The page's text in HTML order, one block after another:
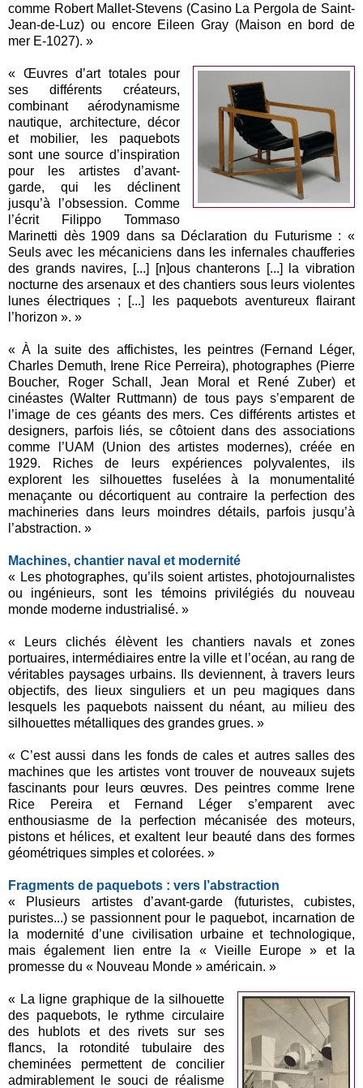
comme Robert Mallet-Stevens (Casino La Pergola de Saint-
Jean-de-Luz) ou encore Eileen Gray (Maison en bord de
mer E-1027). »
« Œuvres d’art totales pour
ses différents créateurs,
combinant aérodynamisme
nautique, architecture, décor
et mobilier, les paquebots
sont une source d’inspiration
pour les artistes d’avant-
garde, qui les déclinent
jusqu’à l’obsession. Comme
l’écrit Filippo Tommaso
Marinetti dès 1909 dans sa Déclaration du Futurisme : «
Seuls avec les mécaniciens dans les infernales chaufferies
des grands navires, [...] [n]ous chanterons [...] la vibration
nocturne des arsenaux et des chantiers sous leurs violentes
lunes électriques ; [...] les paquebots aventureux flairant
l’horizon ». »
« À la suite des affichistes, les peintres (Fernand Léger,
Charles Demuth, Irene Rice Perreira), photographes (Pierre
Boucher, Roger Schall, Jean Moral et René Zuber) et
cinéastes (Walter Ruttmann) de tous pays s’emparent de
l’image de ces géants des mers. Ces différents artistes et
designers, parfois liés, se côtoient dans des associations
comme l’UAM (Union des artistes modernes), créée en
1929. Riches de leurs expériences polyvalentes, ils
explorent les silhouettes fuselées à la monumentalité
menaçante ou décortiquent au contraire la perfection des
machineries dans leurs moindres détails, parfois jusqu’à
l’abstraction. »
Machines, chantier naval et modernité
« Les photographes, qu’ils soient artistes, photojournalistes
ou ingénieurs, sont les témoins privilégiés du nouveau
monde moderne industrialisé. »
« Leurs clichés élèvent les chantiers navals et zones
portuaires, intermédiaires entre la ville et l’océan, au rang de
véritables paysages urbains. Ils deviennent, à travers leurs
objectifs, des lieux singuliers et un peu magiques dans
lesquels les paquebots naissent du néant, au milieu des
silhouettes métalliques des grandes grues. »
« C’est aussi dans les fonds de cales et autres salles des
machines que les artistes vont trouver de nouveaux sujets
fascinants pour leurs œuvres. Des peintres comme Irene
Rice Pereira et Fernand Léger s’emparent avec
enthousiasme de la perfection mécanisée des moteurs,
pistons et hélices, et exaltent leur beauté dans des formes
géométriques simples et colorées. »
Fragments de paquebots : vers l’abstraction
« Plusieurs artistes d’avant-garde (futuristes, cubistes,
puristes...) se passionnent pour le paquebot, incarnation de
la modernité d’une civilisation urbaine et technologique,
mais également lien entre la « Vieille Europe » et la
promesse du « Nouveau Monde » américain. »
« La ligne graphique de la silhouette
des paquebots, le rythme circulaire
des hublots et des rivets sur ses
flancs, la rotondité tubulaire des
cheminées permettent de concilier
admirablement le souci de réalisme